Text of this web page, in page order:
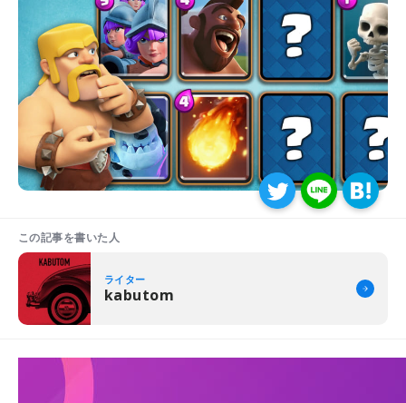
この記事を書いた人
ライター
kabutom